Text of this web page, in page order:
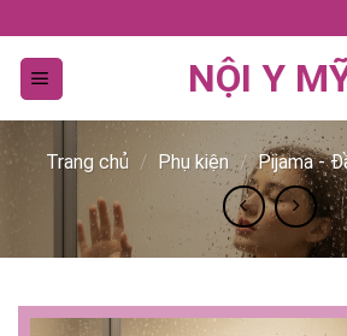
qua
dung
NỘI Y
Trang chủ / Phụ kiện / Pijama -